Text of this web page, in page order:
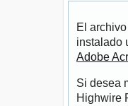
El
instalado
Adobe
Si desea
Highwire